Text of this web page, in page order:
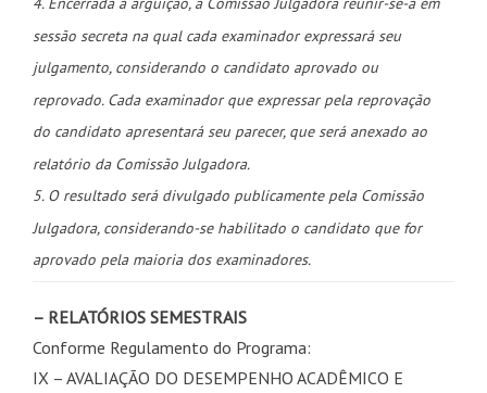
sessão secreta na qual cada examinador expressará seu
julgamento, considerando o candidato aprovado ou
reprovado. Cada examinador que expressar pela reprovação
do candidato apresentará seu parecer, que será anexado ao
relatório da Comissão Julgadora.
5. O resultado será divulgado publicamente pela Comissão
Julgadora, considerando-se habilitado o candidato que for
aprovado pela maioria dos examinadores.
– RELATÓRIOS SEMESTRAIS
Conforme Regulamento do Programa:
IX – AVALIAÇÃO DO DESEMPENHO ACADÊMICO E